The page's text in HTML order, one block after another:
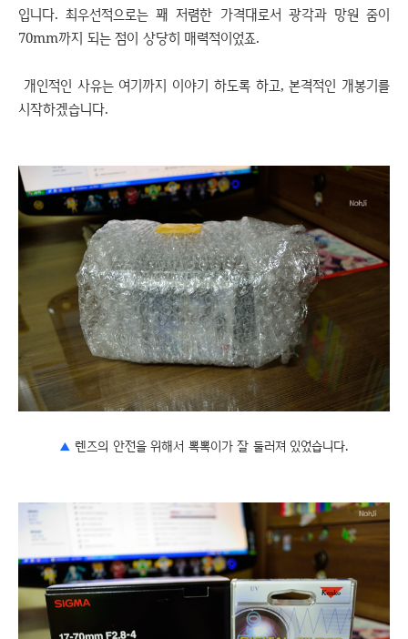
입니다. 최우선적으로는 꽤 저렴한 가격대로서 광각과 망원 줌이
70mm까지 되는 점이 상당히 매력적이었죠.
개인적인 사유는 여기까지 이야기 하도록 하고, 본격적인 개봉기를
시작하겠습니다.
▲ 렌즈의 안전을 위해서 뽁뽁이가 잘 둘러져 있었습니다.